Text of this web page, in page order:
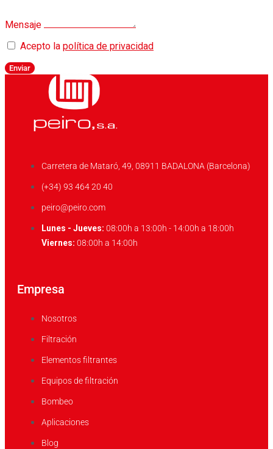
Mensaje
Acepto la política de privacidad
Enviar
Carretera de Mataró, 49, 08911 BADALONA (Barcelona)
(+34) 93 464 20 40
peiro@peiro.com
Lunes - Jueves: 08:00h a 13:00h - 14:00h a 18:00h
Viernes: 08:00h a 14:00h
Empresa
Nosotros
Filtración
Elementos filtrantes
Equipos de filtración
Bombeo
Aplicaciones
Blog